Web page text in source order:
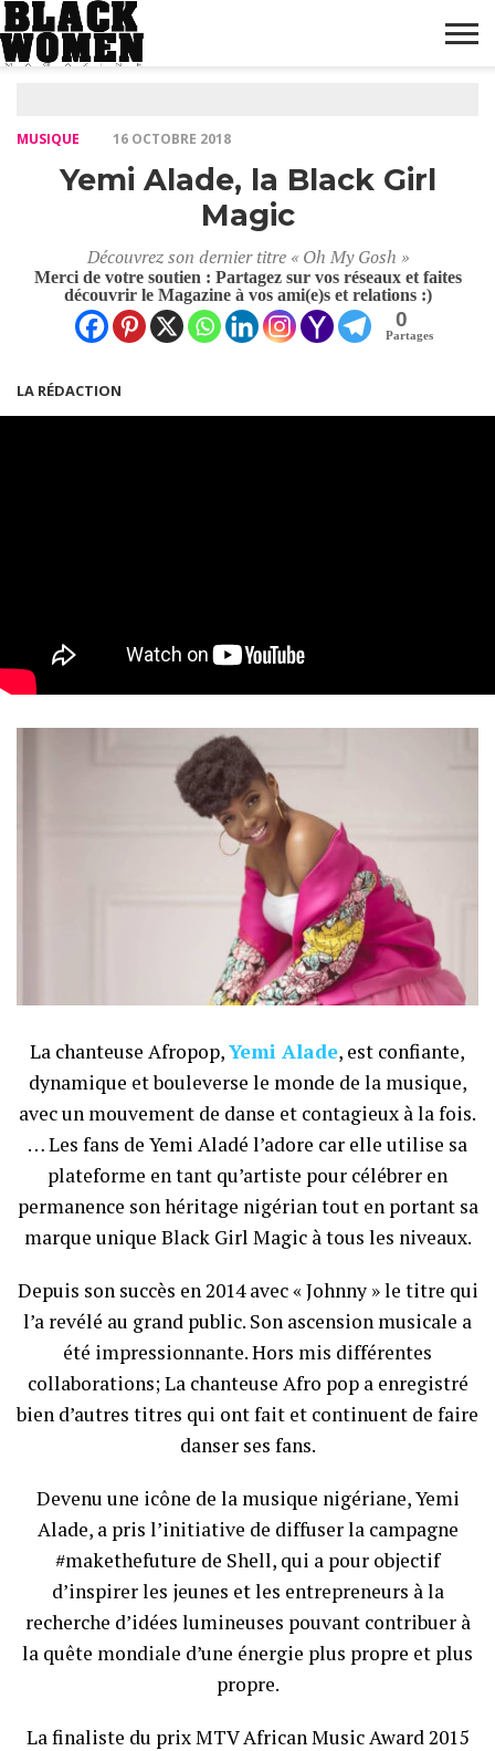
MAG
LIVE”
MAG
MAG
FESTIVAL”
MUSIQUE 16 OCTOBRE 2018
Yemi Alade, la Black Girl
Magic
Découvrez son dernier titre « Oh My Gosh »
Merci de votre soutien : Partagez sur vos réseaux et faites
découvrir le Magazine à vos ami(e)s et relations :)
0
Partages
LA RÉDACTION
La chanteuse Afropop,Yemi Alade, est confiante,
dynamique et bouleverse le monde de la musique,
avec un mouvement de danse et contagieux à la fois.
… Les fans de Yemi Aladé l’adore car elle utilise sa
plateforme en tant qu’artiste pour célébrer en
permanence son héritage nigérian tout en portant sa
marque unique Black Girl Magic à tous les niveaux.
Depuis son succès en 2014 avec « Johnny » le titre qui
l’a revélé au grand public. Son ascension musicale a
été impressionnante. Hors mis différentes
collaborations; La chanteuse Afro pop a enregistré
bien d’autres titres qui ont fait et continuent de faire
danser ses fans.
Devenu une icône de la musique nigériane, Yemi
Alade, a pris l’initiative de diffuser la campagne
#makethefuture de Shell, qui a pour objectif
d’inspirer les jeunes et les entrepreneurs à la
recherche d’idées lumineuses pouvant contribuer à
la quête mondiale d’une énergie plus propre et plus
propre.
La finaliste du prix MTV African Music Award 2015